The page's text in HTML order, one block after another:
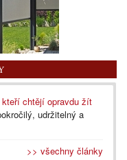
chtějí opravdu žít
udržitelný a
>> všechny články